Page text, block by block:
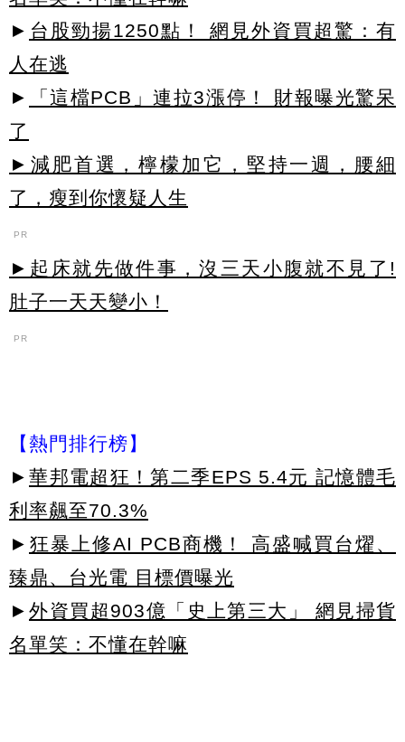
► 台股勁揚1250點！ 網見外資買超驚：有
人在逃
►
「這檔PCB」連拉3漲停！ 財報曝光驚呆
了
►減肥首選，檸檬加它，堅持一週，腰細
了，瘦到你懷疑人生
PR
►起床就先做件事，沒三天小腹就不見了!
肚子一天天變小！
PR
【熱門排行榜】
► 華邦電超狂！第二季EPS 5.4元 記憶體毛
利率飆至70.3%
► 狂暴上修AI PCB商機！ 高盛喊買台燿、
臻鼎、台光電 目標價曝光
► 外資買超903億「史上第三大」 網見掃貨
名單笑：不懂在幹嘛